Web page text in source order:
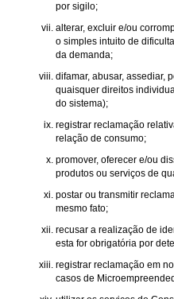
por sigilo;
alterar, excluir e/ou
o simples intuito de
da demanda;
difamar, abusar, assediar,
quaisquer direitos
do sistema);
registrar reclamação
relação de consumo;
promover, oferecer e/ou
produtos ou serviços de
postar ou transmitir
mesmo fato;
recusar a realização de
esta for obrigatória por
registrar reclamação em
casos de